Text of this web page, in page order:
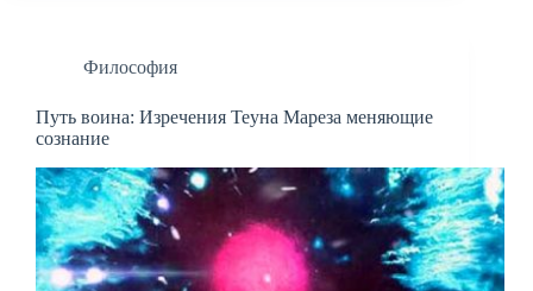
Философия
Путь воина: Изречения Теуна Мареза меняющие
сознание